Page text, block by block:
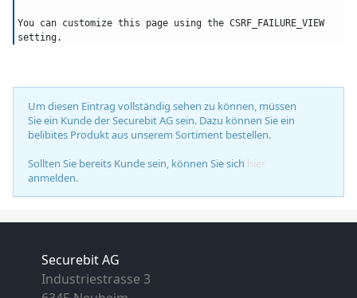
You can customize this page using the CSRF_FAILURE_VIEW
setting.
Um diesen Eintrag vollständig sehen zu können, müssen
Sie ein Kunde der Securebit AG sein. Dazu können Sie ein
belibites Produkt aus unserem Sortiment bestellen.
Sollten Sie bereits Kunde sein, können Sie sich hier
anmelden.
Securebit AG
Industriestrasse 3